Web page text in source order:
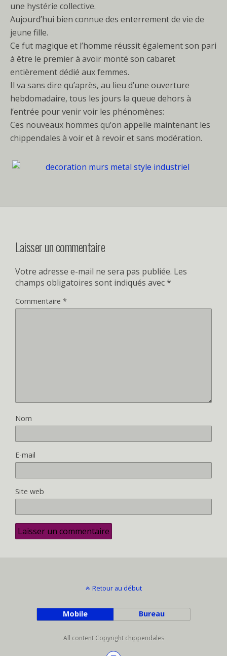
une hystérie collective.
Aujourd’hui bien connue des enterrement de vie de
jeune fille.
Ce fut magique et l’homme réussit également son pari
à être le premier à avoir monté son cabaret
entièrement dédié aux femmes.
Il va sans dire qu’après, au lieu d’une ouverture
hebdomadaire, tous les jours la queue dehors à
l’entrée pour venir voir les phénomènes:
Ces nouveaux hommes qu’on appelle maintenant les
chippendales à voir et à revoir et sans modération.
Laisser un commentaire
Votre adresse e-mail ne sera pas publiée. Les
champs obligatoires sont indiqués avec*
Commentaire *
Nom
E-mail
Site web
Retour au début
Mobile Bureau
All content Copyright chippendales